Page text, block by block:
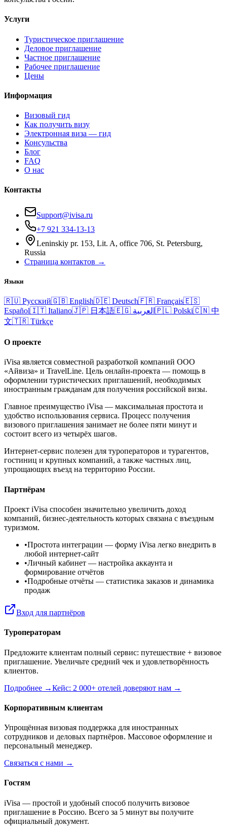
Услуги
Туристическое приглашение
Деловое приглашение
Частное приглашение
Рабочее приглашение
Цены
Информация
Визовый гид
Как получить визу
Электронная виза — гид
Консульства
Блог
FAQ
О нас
Контакты
Support@ivisa.ru
+7 921 334-13-13
Leninskiy pr. 153, Lit. A, office 706, St. Petersburg,
Russia
Страница контактов →
Языки
🇷🇺 Русский🇬🇧 English🇩🇪 Deutsch🇫🇷 Français🇪🇸
Español🇮🇹 Italiano🇯🇵 日本語🇪🇬 العربية 🇵🇱 Polski🇨🇳 中
文🇹🇷 Türkçe
О проекте
iVisa является совместной разработкой компаний ООО
«Айвиза» и TravelLine. Цель онлайн-проекта — помощь в
оформлении туристических приглашений, необходимых
иностранным гражданам для получения российской визы.
Главное преимущество iVisa — максимальная простота и
удобство использования сервиса. Процесс получения
визового приглашения занимает не более пяти минут и
состоит всего из четырёх шагов.
Интернет-сервис полезен для туроператоров и турагентов,
гостиниц и крупных компаний, а также частных лиц,
упрощающих въезд на территорию России.
Партнёрам
Проект iVisa способен значительно увеличить доход
компаний, бизнес-деятельность которых связана с въездным
туризмом.
•Простота интеграции — форму iVisa легко внедрить в
любой интернет-сайт
•Личный кабинет — настройка аккаунта и
формирование отчётов
•Подробные отчёты — статистика заказов и динамика
продаж
Вход для партнёров
Туроператорам
Предложите клиентам полный сервис: путешествие + визовое
приглашение. Увеличьте средний чек и удовлетворённость
клиентов.
Подробнее →Кейс: 2 000+ отелей доверяют нам →
Корпоративным клиентам
Упрощённая визовая поддержка для иностранных
сотрудников и деловых партнёров. Массовое оформление и
персональный менеджер.
Связаться с нами →
Гостям
iVisa — простой и удобный способ получить визовое
приглашение в Россию. Всего за 5 минут вы получите
официальный документ.